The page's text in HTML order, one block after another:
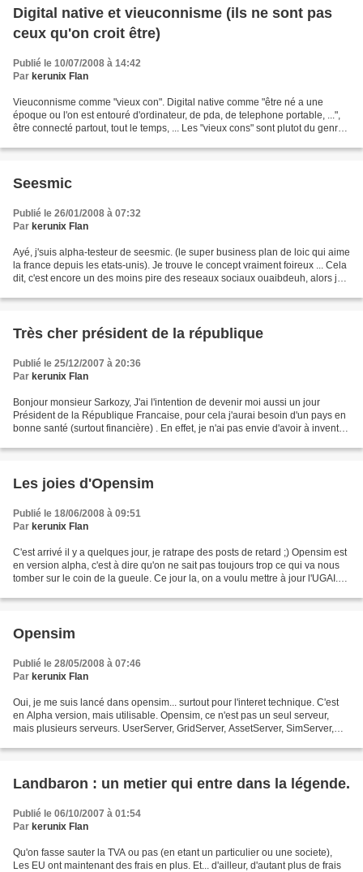
Digital native et vieuconnisme (ils ne sont pas
ceux qu'on croit être)
Publié le 10/07/2008 à 14:42
Par kerunix Flan
Vieuconnisme comme "vieux con". Digital native comme "être né a une
époque ou l'on est entouré d'ordinateur, de pda, de telephone portable, ...",
être connecté partout, tout le temps, ... Les "vieux cons" sont plutot du genre
Seesmic
Publié le 26/01/2008 à 07:32
Par kerunix Flan
Ayé, j'suis alpha-testeur de seesmic. (le super business plan de loic qui aime
la france depuis les etats-unis). Je trouve le concept vraiment foireux ... Cela
dit, c'est encore un des moins pire des reseaux sociaux ouaibdeuh, alors je
Très cher président de la république
Publié le 25/12/2007 à 20:36
Par kerunix Flan
Bonjour monsieur Sarkozy, J'ai l'intention de devenir moi aussi un jour
Président de la République Francaise, pour cela j'aurai besoin d'un pays en
bonne santé (surtout financière) . En effet, je n'ai pas envie d'avoir à inventer
Les joies d'Opensim
Publié le 18/06/2008 à 09:51
Par kerunix Flan
C'est arrivé il y a quelques jour, je ratrape des posts de retard ;) Opensim est
en version alpha, c'est à dire qu'on ne sait pas toujours trop ce qui va nous
tomber sur le coin de la gueule. Ce jour la, on a voulu mettre à jour l'UGAI.
Opensim
Publié le 28/05/2008 à 07:46
Par kerunix Flan
Oui, je me suis lancé dans opensim... surtout pour l'interet technique. C'est
en Alpha version, mais utilisable. Opensim, ce n'est pas un seul serveur,
mais plusieurs serveurs. UserServer, GridServer, AssetServer, SimServer,
Landbaron : un metier qui entre dans la légende.
Publié le 06/10/2007 à 01:54
Par kerunix Flan
Qu'on fasse sauter la TVA ou pas (en etant un particulier ou une societe),
Les EU ont maintenant des frais en plus. Et... d'ailleur, d'autant plus de frais